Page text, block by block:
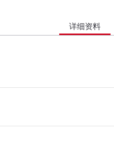
详细资料